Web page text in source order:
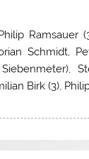
Ramsauer
Schmidt,
Birk (3),